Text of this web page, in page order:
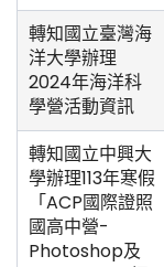
轉知國立臺灣海
洋大學辦理
2024年海洋科
學營活動資訊
轉知國立中興大
學辦理113年寒假
「ACP國際證照
國高中營-
Photoshop及